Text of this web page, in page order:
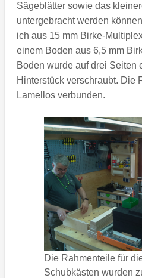
Sägeblätter sowie das
untergebracht werden
ich aus 15 mm Birke-
einem Boden aus 6,5 mm
Boden wurde auf drei Seiten
Hinterstück verschraubt. Die
Lamellos verbunden.
Die Rahmenteile für
Schubkästen wurden